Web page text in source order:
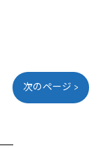
次のページ >